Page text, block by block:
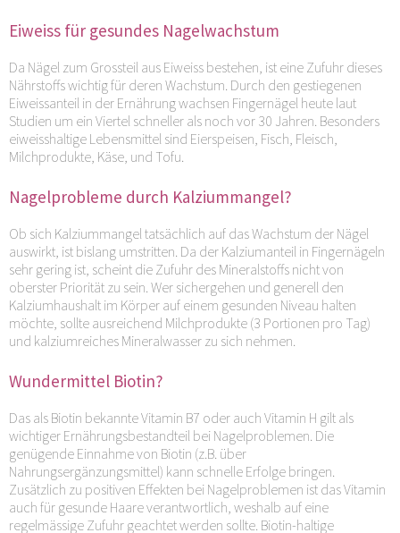
Eiweiss für gesundes Nagelwachstum
Da Nägel zum Grossteil aus Eiweiss bestehen, ist eine Zufuhr dieses
Nährstoffs wichtig für deren Wachstum. Durch den gestiegenen
Eiweissanteil in der Ernährung wachsen Fingernägel heute laut
Studien um ein Viertel schneller als noch vor 30 Jahren. Besonders
eiweisshaltige Lebensmittel sind Eierspeisen, Fisch, Fleisch,
Milchprodukte, Käse, und Tofu.
Nagelprobleme durch Kalziummangel?
Ob sich Kalziummangel tatsächlich auf das Wachstum der Nägel
auswirkt, ist bislang umstritten. Da der Kalziumanteil in Fingernägeln
sehr gering ist, scheint die Zufuhr des Mineralstoffs nicht von
oberster Priorität zu sein. Wer sichergehen und generell den
Kalziumhaushalt im Körper auf einem gesunden Niveau halten
möchte, sollte ausreichend Milchprodukte (3 Portionen pro Tag)
und kalziumreiches Mineralwasser zu sich nehmen.
Wundermittel Biotin?
Das als Biotin bekannte Vitamin B7 oder auch Vitamin H gilt als
wichtiger Ernährungsbestandteil bei Nagelproblemen. Die
genügende Einnahme von Biotin (z.B. über
Nahrungsergänzungsmittel) kann schnelle Erfolge bringen.
Zusätzlich zu positiven Effekten bei Nagelproblemen ist das Vitamin
auch für gesunde Haare verantwortlich, weshalb auf eine
regelmässige Zufuhr geachtet werden sollte. Biotin-haltige